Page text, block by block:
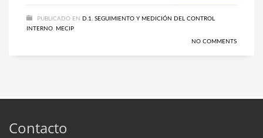
PUBLICADO EN
D.1. SEGUIMIENTO Y MEDICIÓN DEL CONTROL
INTERNO MECIP
NO COMMENTS
Contacto